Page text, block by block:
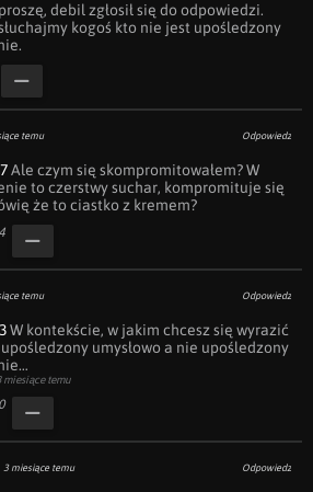
debil zgłosił się do odpowiedzi.
kogoś kto nie jest upośledzony
temu Odpowiedz
Ale czym się skompromitowałem? W
to czerstwy suchar, kompromituje się
że to ciastko z kremem?
temu Odpowiedz
W kontekście, w jakim chcesz się wyrazić
umysłowo a nie upośledzony
miesiące temu
3 miesiące temu Odpowiedz